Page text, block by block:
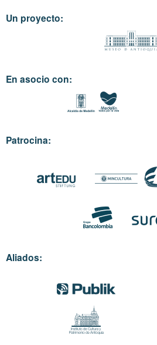
Un proyecto:
En asocio con:
Patrocina:
Aliados: